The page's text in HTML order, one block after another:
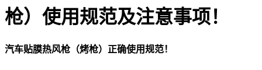
枪）使用规范及注意事项！
汽车贴膜热风枪（烤枪）正确使用规范！